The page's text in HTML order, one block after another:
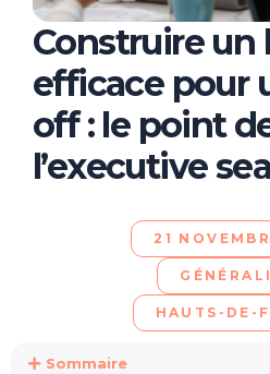
Construire un
efficace pour
off : le point
l’executive
21
HAUTS-DE-
Sommaire